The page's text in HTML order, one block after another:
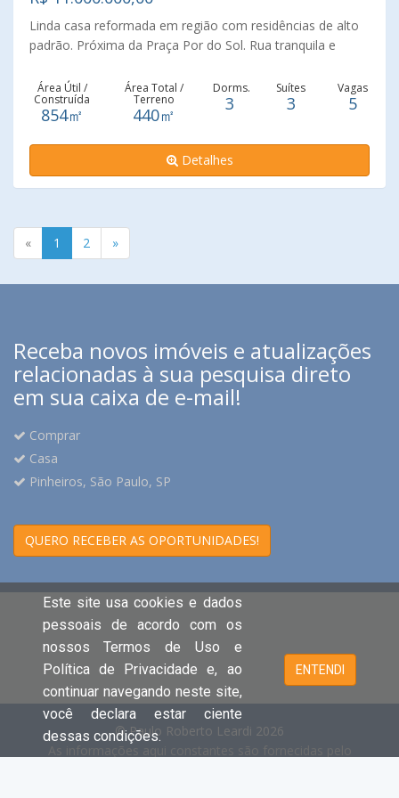
Linda casa reformada em região com residências de alto
padrão. Próxima da Praça Por do Sol. Rua tranquila e
muito bem distribuído, voltado para um terraço
aconchegante e para a piscina. Adega e ar condicionado.
Cozinha planejada, com excelente acabamentos. Possui 3
suítes com armários e a suíte máster com banheira. Área
externa com muito verde e espaço gourmet com
churrasqueira e piscina,5 vagas de garagem
Área Útil /
Construída
854㎡
Área Total /
Terreno
440㎡
Dorms.
3
Suítes
3
Vagas
5
Detalhes
« 1 2 »
Receba novos imóveis e atualizações
relacionadas à sua pesquisa direto
em sua caixa de e-mail!
Comprar
Casa
Pinheiros, São Paulo, SP
QUERO RECEBER AS OPORTUNIDADES!
© Paulo Roberto Leardi 2026
Este site usa cookies e dados
pessoais de acordo com os
nossos Termos de Uso e
Política de Privacidade e, ao
continuar navegando neste site,
você declara estar ciente
dessas condições.
ENTENDI